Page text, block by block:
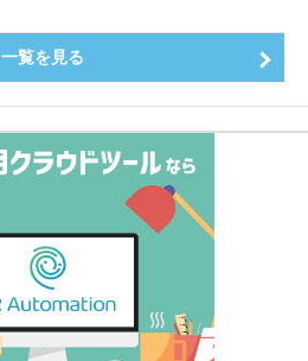
一覧を見る